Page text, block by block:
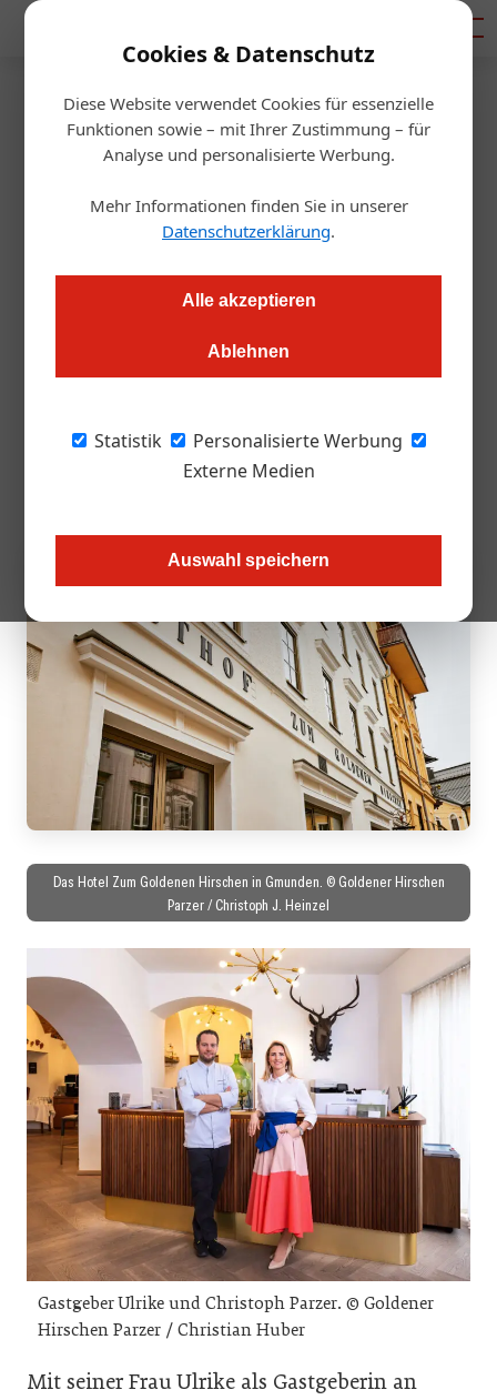
Cookies & Datenschutz
Diese Website verwendet Cookies für essenzielle
Funktionen sowie – mit Ihrer Zustimmung – für
Analyse und personalisierte Werbung.
Mehr Informationen finden Sie in unserer
Datenschutzerklärung.
Alle akzeptieren
Ablehnen
Statistik
Personalisierte Werbung
Externe Medien
Auswahl speichern
Startseite/Hotellerie
Karriere
Boutiquehotel Zum Goldenen
Hirschen erhält Verstärkung
Gastgeber Christoph Parzer bekommt im Hotel Zum
Führung als Inhaber und Küchenchef holt er seine Frau, Ulrike
Parzer, in das Gmundner Boutiquehotel. Seit März leiten sie
Das Hotel Zum Goldenen Hirschen in Gmunden. © Goldener Hirschen
Parzer / Christoph J. Heinzel
Gastgeber Ulrike und Christoph Parzer. © Goldener
Hirschen Parzer / Christian Huber
Mit seiner Frau Ulrike als Gastgeberin an